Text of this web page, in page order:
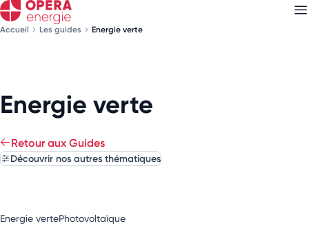
Accueil Les guides Energie verte
Energie verte
Retour aux Guides
Découvrir nos autres thématiques
Energie vertePhotovoltaïque
Choisissez les newsletters qui vous intéressent